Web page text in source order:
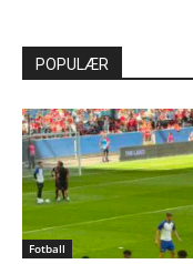
POPULÆR
Fotball